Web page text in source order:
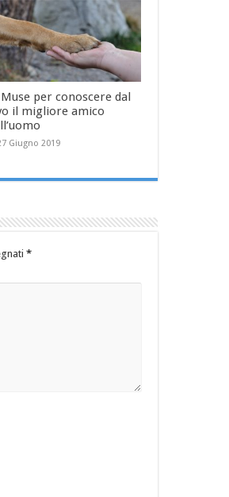
per conoscere dal
il migliore amico
Giugno 2019
*